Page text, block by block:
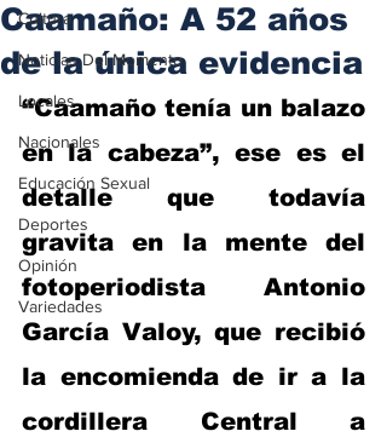
Cultura
Noticias Del Momento
Locales
Nacionales
Educación Sexual
Deportes
Opinión
Variedades
Caamaño: A 52 años
de la única evidencia
“Caamaño tenía un balazo
en la cabeza”, ese es el
detalle que todavía
gravita en la mente del
fotoperiodista Antonio
García Valoy, que recibió
la encomienda de ir a la
cordillera Central a